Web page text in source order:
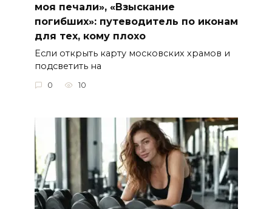
моя печали», «Взыскание
погибших»: путеводитель по иконам
для тех, кому плохо
Если открыть карту московских храмов и
подсветить на
0 10